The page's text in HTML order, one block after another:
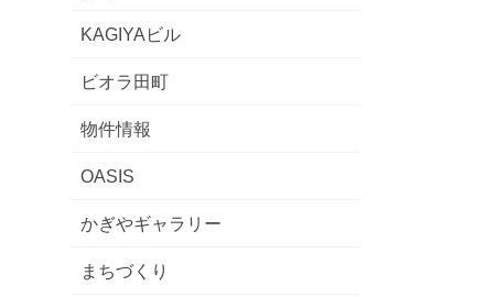
KAGIYAビル
ビオラ田町
物件情報
OASIS
かぎやギャラリー
まちづくり